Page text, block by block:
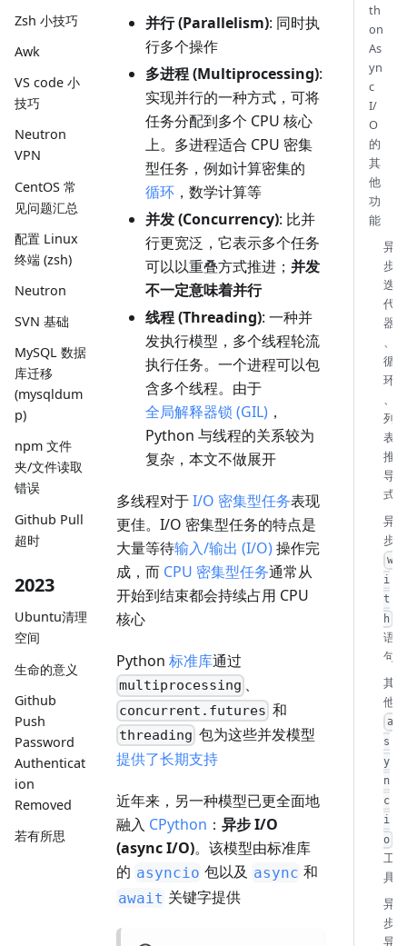
Zsh 小技巧
Awk
VS code 小
技巧
Neutron
VPN
CentOS 常
见问题汇总
配置 Linux
终端 (zsh)
Neutron
SVN 基础
MySQL 数据
库迁移
(mysqldum
p)
npm 文件
夹/文件读取
错误
Github Pull
超时
2023
Ubuntu清理
空间
生命的意义
Github
Push
Password
Authenticat
ion
Removed
若有所思
并行 (Parallelism): 同时执
行多个操作
多进程 (Multiprocessing):
实现并行的一种方式，可将
任务分配到多个 CPU 核心
上。多进程适合 CPU 密集
型任务，例如计算密集的
循环 ，数学计算等
并发 (Concurrency): 比并
行更宽泛，它表示多个任务
可以以重叠方式推进； 并发
不一定意味着并行
线程 (Threading): 一种并
发执行模型，多个线程轮流
执行任务。一个进程可以包
含多个线程。由于
全局解释器锁 (GIL) ，
Python 与线程的关系较为
复杂，本文不做展开
多线程对于I/O 密集型任务表现
更佳。I/O 密集型任务的特点是
大量等待输入/输出 (I/O)操作完
成，而 CPU 密集型任务通常从
开始到结束都会持续占用 CPU
核心
Python 标准库通过
multiprocessing 、
concurrent.futures 和
threading 包为这些并发模型
提供了长期支持
近年来，另一种模型已更全面地
融入 CPython ： 异步 I/O
(async I/O)。该模型由标准库
的 asyncio 包以及 async 和
await 关键字提供
th
on
As
yn
c
I/
O
的
其
他
功
能
异
步
迭
代
器
、
循
环
、
列
表
推
导
式
异
步
w
i
t
h
语
句
其
他
a
s
y
n
c
i
o
工
具
异
步
异